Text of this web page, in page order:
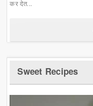
कर देत...
Sweet Recipes